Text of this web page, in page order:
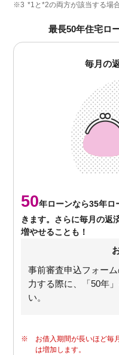
※3 *1と*2の両方が該当する場
最長50年住宅ロ
毎月の
50年ローンなら35年ロ
きます。さらに毎月の返
増やせることも！
事前審査申込フォー
力する際に、「50年
い。
※
お借入期間が長いほど毎
は増加します。